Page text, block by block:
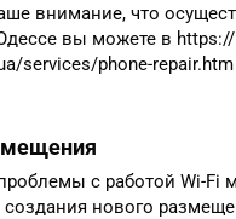
внимание, что
вы можете в
services/phone-
с работой Wi-Fi
нового